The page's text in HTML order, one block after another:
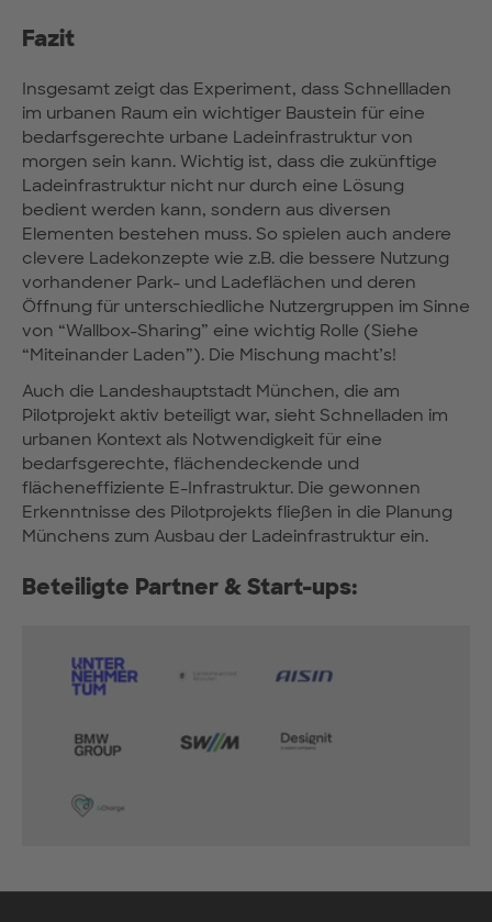
Fazit
Insgesamt zeigt das Experiment, dass Schnellladen
im urbanen Raum ein wichtiger Baustein für eine
bedarfsgerechte urbane Ladeinfrastruktur von
morgen sein kann. Wichtig ist, dass die zukünftige
Ladeinfrastruktur nicht nur durch eine Lösung
bedient werden kann, sondern aus diversen
Elementen bestehen muss. So spielen auch andere
clevere Ladekonzepte wie z.B. die bessere Nutzung
vorhandener Park- und Ladeflächen und deren
Öffnung für unterschiedliche Nutzergruppen im Sinne
von “Wallbox-Sharing” eine wichtig Rolle (Siehe
“Miteinander Laden”). Die Mischung macht’s!
Auch die Landeshauptstadt München, die am
Pilotprojekt aktiv beteiligt war, sieht Schnelladen im
urbanen Kontext als Notwendigkeit für eine
bedarfsgerechte, flächendeckende und
flächeneffiziente E-Infrastruktur. Die gewonnen
Erkenntnisse des Pilotprojekts fließen in die Planung
Münchens zum Ausbau der Ladeinfrastruktur ein.
Beteiligte Partner & Start-ups: